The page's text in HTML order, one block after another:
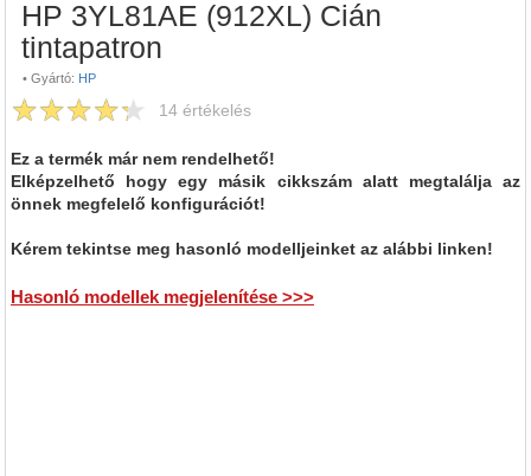
HP 3YL81AE (912XL) Cián
tintapatron
• Gyártó: HP
14 értékelés
Ez a termék már nem rendelhető!
Elképzelhető hogy egy másik cikkszám alatt megtalálja az
önnek megfelelő konfigurációt!
Kérem tekintse meg hasonló modelljeinket az alábbi linken!
Hasonló modellek megjelenítése >>>